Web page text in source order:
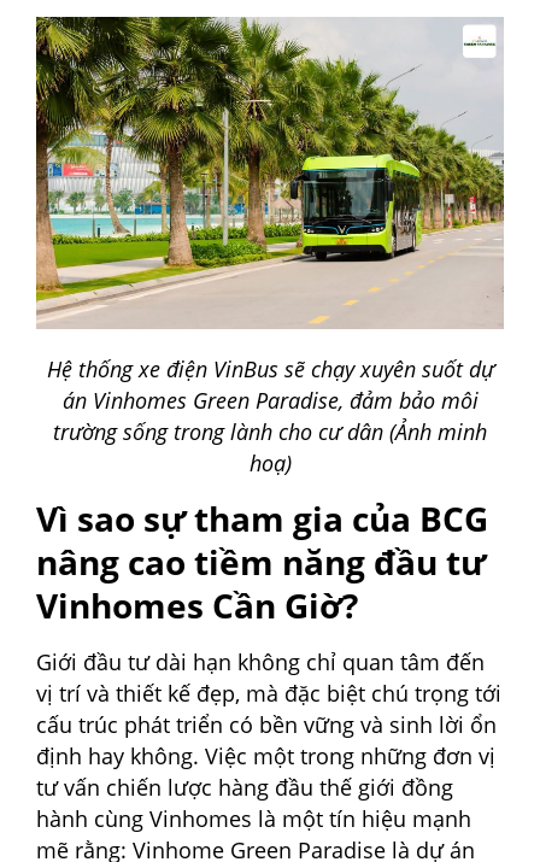
Hệ thống xe điện VinBus sẽ chạy xuyên suốt dự
án Vinhomes Green Paradise, đảm bảo môi
trường sống trong lành cho cư dân (Ảnh minh
hoạ)
Vì sao sự tham gia của BCG
nâng cao tiềm năng đầu tư
Vinhomes Cần Giờ?
Giới đầu tư dài hạn không chỉ quan tâm đến
vị trí và thiết kế đẹp, mà đặc biệt chú trọng tới
cấu trúc phát triển có bền vững và sinh lời ổn
định hay không. Việc một trong những đơn vị
tư vấn chiến lược hàng đầu thế giới đồng
hành cùng Vinhomes là một tín hiệu mạnh
mẽ rằng: Vinhome Green Paradise là dự án